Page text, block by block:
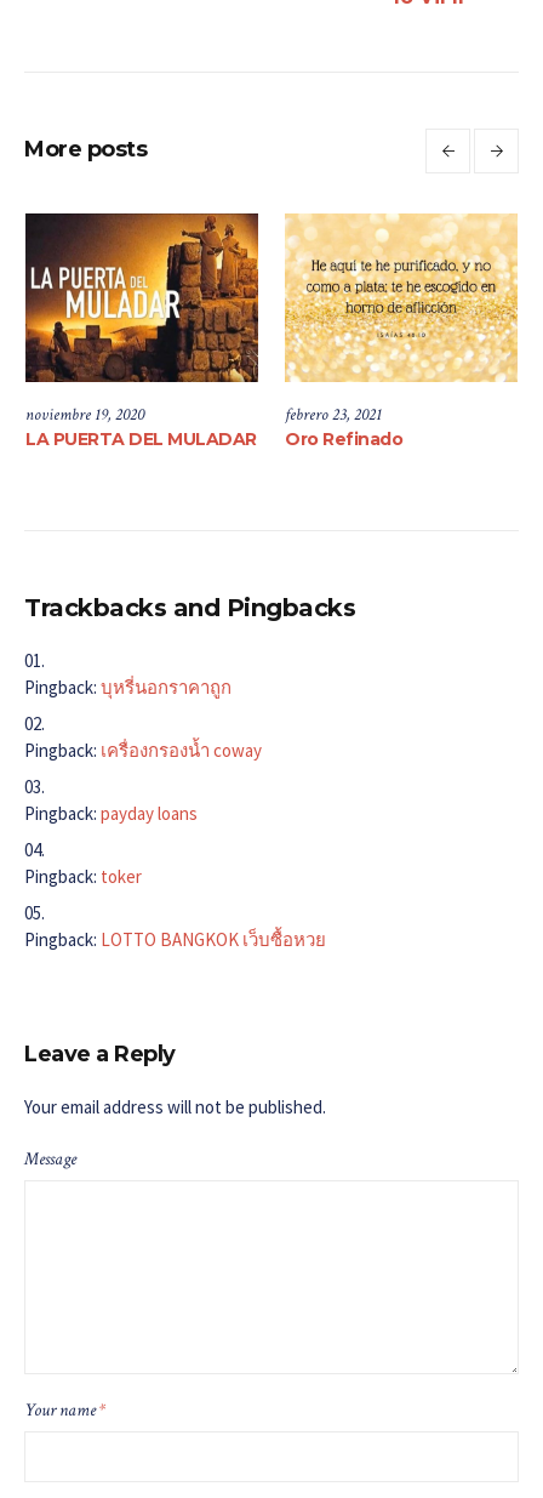
More posts
noviembre 19, 2020
LA PUERTA DEL MULADAR
febrero 23, 2021
Oro Refinado
Trackbacks and Pingbacks
Pingback: บุหรี่นอกราคาถูก
Pingback: เครื่องกรองน้ำ coway
Pingback: payday loans
Pingback: toker
Pingback: LOTTO BANGKOK เว็บซื้อหวย
Leave a Reply
Your email address will not be published.
Message
Your name*